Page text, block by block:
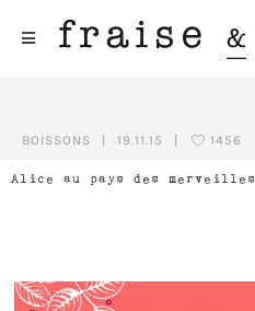
Alice au pays des merveilles
BOISSONS 19.11.15 1456